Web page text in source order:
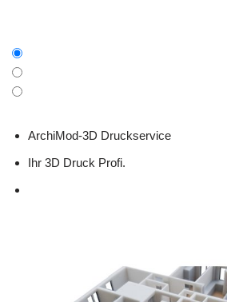
ArchiMod-3D Druckservice
Ihr 3D Druck Profi.